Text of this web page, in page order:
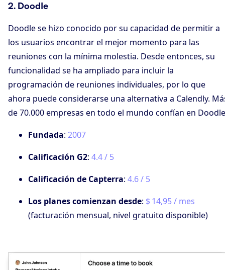
2. Doodle
Doodle se hizo conocido por su capacidad de permitir a
los usuarios encontrar el mejor momento para las
reuniones con la mínima molestia. Desde entonces, su
funcionalidad se ha ampliado para incluir la
programación de reuniones individuales, por lo que
ahora puede considerarse una alternativa a Calendly.
de 70.000 empresas en todo el mundo confían en
Fundada: 2007
Calificación G2: 4.4 / 5
Calificación de Capterra: 4.6 / 5
Los planes comienzan desde: $ 14,95 / mes
(facturación mensual, nivel gratuito disponible)